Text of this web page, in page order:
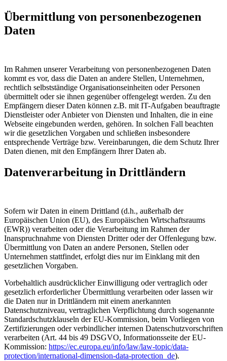
Übermittlung von personenbezogenen
Daten
Im Rahmen unserer Verarbeitung von personenbezogenen Daten
kommt es vor, dass die Daten an andere Stellen, Unternehmen,
rechtlich selbstständige Organisationseinheiten oder Personen
übermittelt oder sie ihnen gegenüber offengelegt werden. Zu den
Empfängern dieser Daten können z.B. mit IT-Aufgaben beauftragte
Dienstleister oder Anbieter von Diensten und Inhalten, die in eine
Webseite eingebunden werden, gehören. In solchen Fall beachten
wir die gesetzlichen Vorgaben und schließen insbesondere
entsprechende Verträge bzw. Vereinbarungen, die dem Schutz Ihrer
Daten dienen, mit den Empfängern Ihrer Daten ab.
Datenverarbeitung in Drittländern
Sofern wir Daten in einem Drittland (d.h., außerhalb der
Europäischen Union (EU), des Europäischen Wirtschaftsraums
(EWR)) verarbeiten oder die Verarbeitung im Rahmen der
Inanspruchnahme von Diensten Dritter oder der Offenlegung bzw.
Übermittlung von Daten an andere Personen, Stellen oder
Unternehmen stattfindet, erfolgt dies nur im Einklang mit den
gesetzlichen Vorgaben.
Vorbehaltlich ausdrücklicher Einwilligung oder vertraglich oder
gesetzlich erforderlicher Übermittlung verarbeiten oder lassen wir
die Daten nur in Drittländern mit einem anerkannten
Datenschutzniveau, vertraglichen Verpflichtung durch sogenannte
Standardschutzklauseln der EU-Kommission, beim Vorliegen von
Zertifizierungen oder verbindlicher internen Datenschutzvorschriften
verarbeiten (Art. 44 bis 49 DSGVO, Informationsseite der EU-
Kommission: https://ec.europa.eu/info/law/law-topic/data-
protection/international-dimension-data-protection_de).